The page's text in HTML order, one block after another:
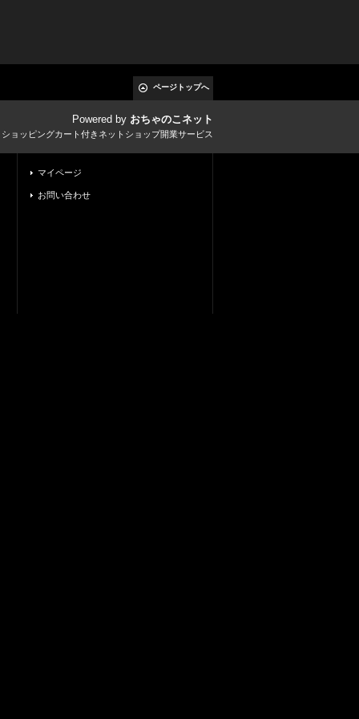
ページトップへ
Powered by おちゃのこネット
ョッピングカート付きネットショップ開業サービス
マイページ
お問い合わせ